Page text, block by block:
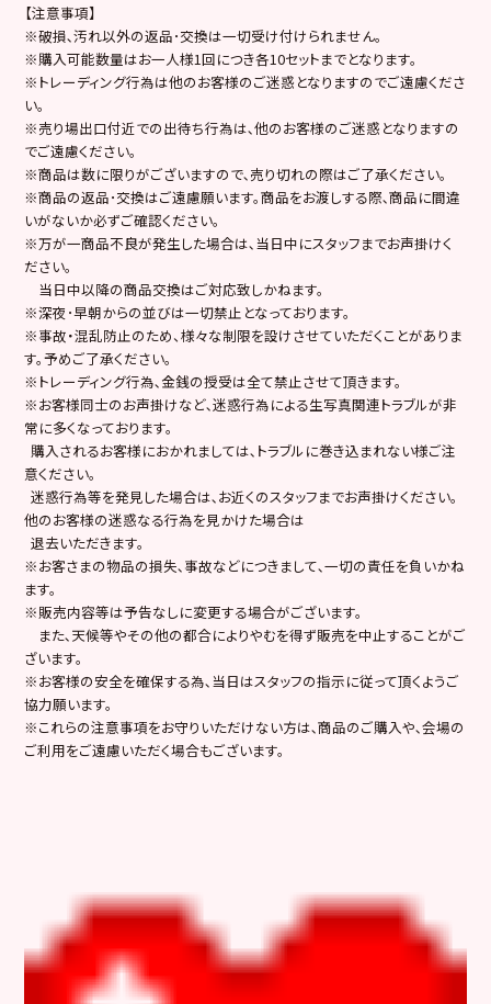
【注意事項】
※破損､汚れ以外の返品･交換は一切受け付けられません。
※購入可能数量はお一人様1回につき各10セットまでとなります。
※トレーディング行為は他のお客様のご迷惑となりますのでご遠慮くださ
い。
※売り場出口付近での出待ち行為は､他のお客様のご迷惑となりますの
でご遠慮ください。
※商品は数に限りがございますので､売り切れの際はご了承ください。
※商品の返品･交換はご遠慮願います。商品をお渡しする際､商品に間違
いがないか必ずご確認ください。
※万が一商品不良が発生した場合は､当日中にスタッフまでお声掛けく
ださい。
当日中以降の商品交換はご対応致しかねます。
※深夜･早朝からの並びは一切禁止となっております。
※事故・混乱防止のため、様々な制限を設けさせていただくことがありま
す。予めご了承ください。
※トレーディング行為､金銭の授受は全て禁止させて頂きます。
※お客様同士のお声掛けなど､迷惑行為による生写真関連トラブルが非
常に多くなっております。
購入されるお客様におかれましては､トラブルに巻き込まれない様ご注
意ください。
迷惑行為等を発見した場合は､お近くのスタッフまでお声掛けください。
他のお客様の迷惑なる行為を見かけた場合は
退去いただきます。
※お客さまの物品の損失､事故などにつきまして､一切の責任を負いかね
ます。
※販売内容等は予告なしに変更する場合がございます。
また､天候等やその他の都合によりやむを得ず販売を中止することがご
ざいます。
※お客様の安全を確保する為､当日はスタッフの指示に従って頂くようご
協力願います。
※これらの注意事項をお守りいただけない方は､商品のご購入や､会場の
ご利用をご遠慮いただく場合もございます。